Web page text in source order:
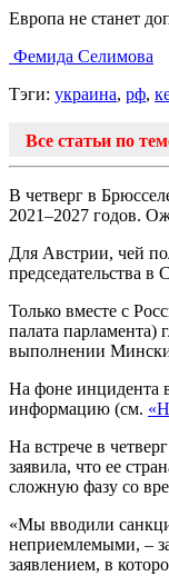
Европа не станет
Фемида Селимова
Тэги: украина, рф,
Все статьи по
В четверг в
2021–2027 годов.
Для Австрии, чей
председательства
Только вместе с
палата парламента)
выполнении
На фоне инцидента
информацию (см.
На встрече в
заявила, что ее
сложную фазу со
«Мы вводили
неприемлемыми, –
заявлением, в